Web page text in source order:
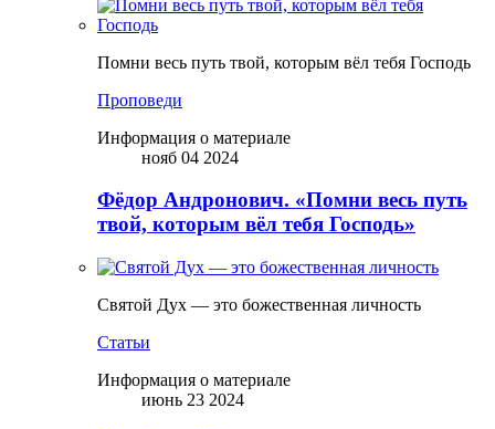
Помни весь путь твой, которым вёл тебя Господь
Проповеди
Информация о материале
нояб 04 2024
Фёдор Андронович. «Помни весь путь
твой, которым вёл тебя Господь»
Святой Дух — это божественная личность
Статьи
Информация о материале
июнь 23 2024